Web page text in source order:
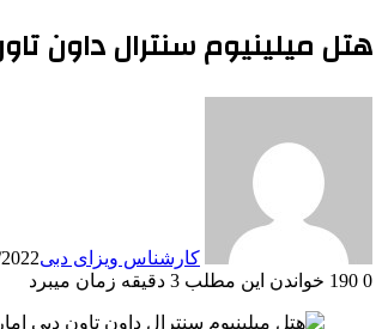
هتل میلینیوم سنترال داون
کارشناس ویزای دبی
0
خواندن این مطلب 3 دقیقه زمان میبرد